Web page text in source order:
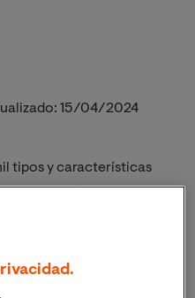
15/04/2024
tipos y características
comenzar con una
un término en desuso
sigue siendo muy
de ahí que en
su uso.